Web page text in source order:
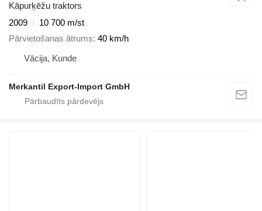
Kāpurķēžu traktors
2009
10 700 m/st
Pārvietošanas ātrums 40 km/h
Vācija, Kunde
Merkantil Export-Import GmbH